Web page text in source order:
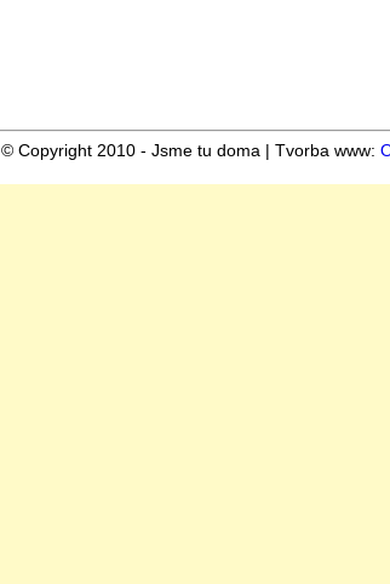
© Copyright 2010 - Jsme tu doma | Tvorba www: